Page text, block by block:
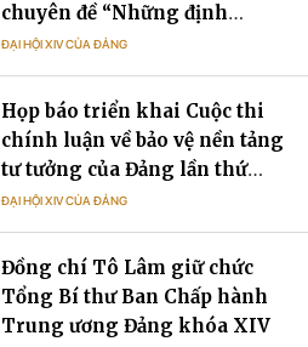
chuyên đề “Những định
hướng đối ngoại chủ yếu
trong Văn kiện Đại hội XIV
của Đảng”
ĐẠI HỘI XIV CỦA ĐẢNG
Họp báo triển khai Cuộc thi
chính luận về bảo vệ nền tảng
tư tưởng của Đảng lần thứ
sáu, năm 2026
ĐẠI HỘI XIV CỦA ĐẢNG
Đồng chí Tô Lâm giữ chức
Tổng Bí thư Ban Chấp hành
Trung ương Đảng khóa XIV